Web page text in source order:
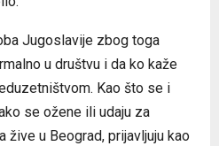
Jugoslavije zbog toga
u društvu i da ko kaže
Kao što se i
se ožene ili udaju za
žive u Beograd, prijavljuju kao